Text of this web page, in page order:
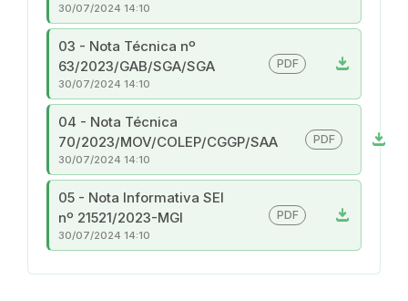
30/07/2024 14:10
03 - Nota Técnica nº
63/2023/GAB/SGA/SGA
download
PDF
30/07/2024 14:10
04 - Nota Técnica
70/2023/MOV/COLEP/CGGP/SAA
download
PDF
30/07/2024 14:10
05 - Nota Informativa SEI
nº 21521/2023-MGI
download
PDF
30/07/2024 14:10